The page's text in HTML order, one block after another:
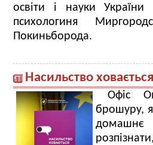
освіти і науки
психологиня
Покиньборода.
Насильство
Офіс
брошуру,
домашнє